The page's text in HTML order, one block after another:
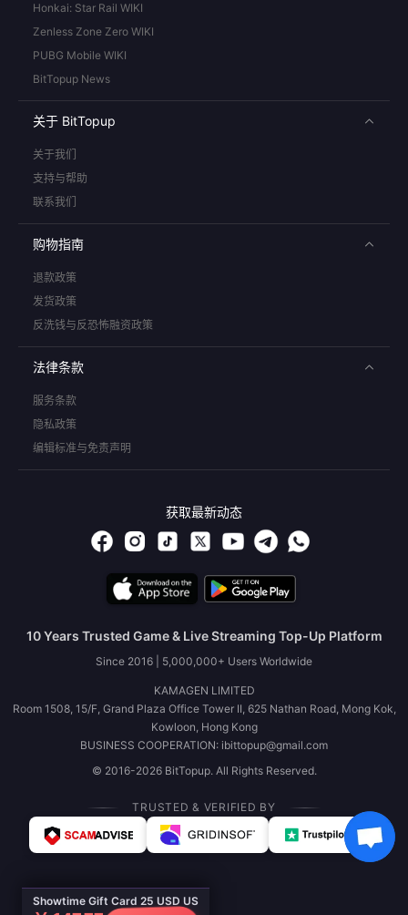
Showtime Gift Card 25 USD US
Honkai: Star Rail WIKI
Zenless Zone Zero WIKI
PUBG Mobile WIKI
BitTopup News
关于 BitTopup
关于我们
支持与帮助
联系我们
购物指南
退款政策
发货政策
反洗钱与反恐怖融资政策
法律条款
服务条款
隐私政策
编辑标准与免责声明
获取最新动态
10 Years Trusted Game & Live Streaming Top-Up Platform
Since 2016 | 5,000,000+ Users Worldwide
KAMAGEN LIMITED
Room 1508, 15/F, Grand Plaza Office Tower II, 625 Nathan Road, Mong Kok,
Kowloon, Hong Kong
BUSINESS COOPERATION: ibittopup@gmail.com
© 2016-2026 BitTopup. All Rights Reserved.
TRUSTED & VERIFIED BY